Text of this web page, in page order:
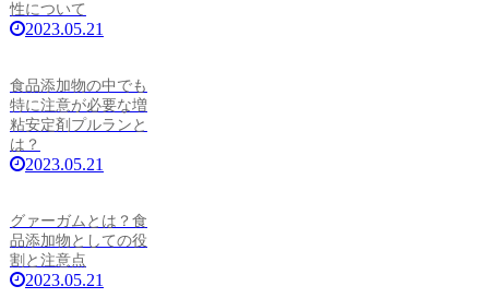
性について
2023.05.21
食品添加物の中でも
特に注意が必要な増
粘安定剤プルランと
は？
2023.05.21
グァーガムとは？食
品添加物としての役
割と注意点
2023.05.21